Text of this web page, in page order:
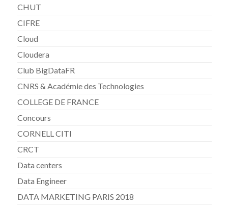
CHUT
CIFRE
Cloud
Cloudera
Club BigDataFR
CNRS & Académie des Technologies
COLLEGE DE FRANCE
Concours
CORNELL CITI
CRCT
Data centers
Data Engineer
DATA MARKETING PARIS 2018